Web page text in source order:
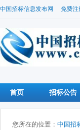
中国招标信息发布网 免费注
首页 招标公告
您所在的位置： 中国招